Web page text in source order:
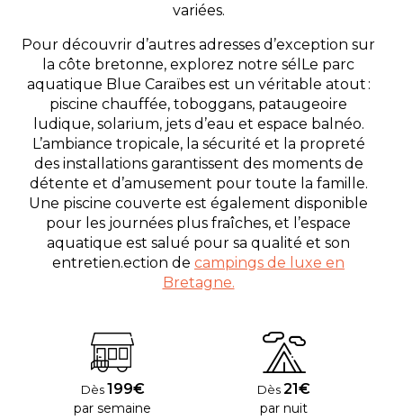
variées.
Pour découvrir d’autres adresses d’exception sur
la côte bretonne, explorez notre sélLe parc
aquatique Blue Caraïbes est un véritable atout :
piscine chauffée, toboggans, pataugeoire
ludique, solarium, jets d’eau et espace balnéo.
L’ambiance tropicale, la sécurité et la propreté
des installations garantissent des moments de
détente et d’amusement pour toute la famille.
Une piscine couverte est également disponible
pour les journées plus fraîches, et l’espace
aquatique est salué pour sa qualité et son
entretien.ection de campings de luxe en
Bretagne.
Dès199€
par semaine
Dès21€
par nuit